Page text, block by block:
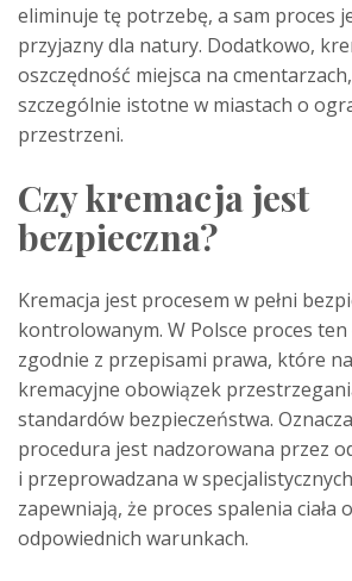
eliminuje tę potrzebę, a sam proces
przyjazny dla natury. Dodatkowo,
oszczędność miejsca na
szczególnie istotne w miastach o
przestrzeni.
Czy kremacja jest
bezpieczna?
Kremacja jest procesem w pełni
kontrolowanym. W Polsce proces
zgodnie z przepisami prawa, które
kremacyjne obowiązek
standardów bezpieczeństwa.
procedura jest nadzorowana przez
i przeprowadzana w
zapewniają, że proces spalenia ciała
odpowiednich warunkach.